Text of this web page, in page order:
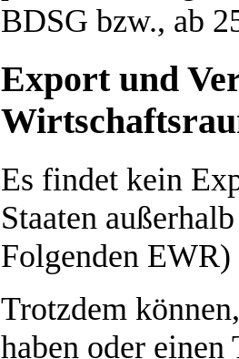
BDSG bzw., ab
Export und
Es findet kein
Staaten
Folgenden EWR)
Trotzdem
haben oder